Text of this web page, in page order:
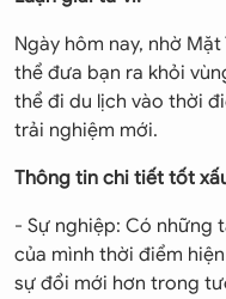
Ngày hôm nay, nhờ
thể đưa bạn ra khỏi
thể đi du lịch vào thời
trải nghiệm mới.
Thông tin chi tiết tốt
- Sự nghiệp: Có những
của mình thời điểm
sự đổi mới hơn trong